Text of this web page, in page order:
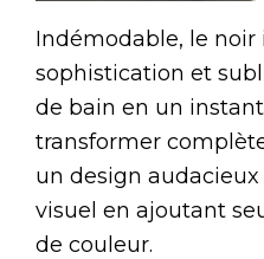
Indémodable, le noir
sophistication et
de bain en un
transformer
un design
visuel en ajoutant
de couleur.